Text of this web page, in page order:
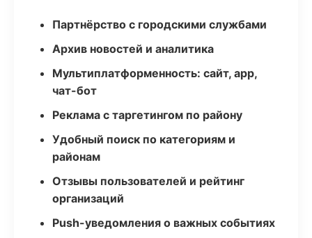
Партнёрство с городскими службами
Архив новостей и аналитика
Мультиплатформенность: сайт, app,
чат-бот
Реклама с таргетингом по району
Удобный поиск по категориям и
районам
Отзывы пользователей и рейтинг
организаций
Push-уведомления о важных событиях